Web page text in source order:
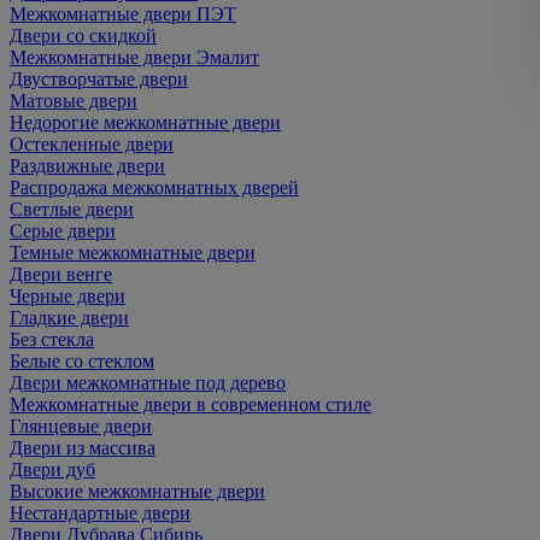
Межкомнатные двери ПЭТ
Двери со скидкой
Межкомнатные двери Эмалит
Двустворчатые двери
Матовые двери
Недорогие межкомнатные двери
Остекленные двери
Раздвижные двери
Распродажа межкомнатных дверей
Светлые двери
Серые двери
Темные межкомнатные двери
Двери венге
Черные двери
Гладкие двери
Без стекла
Белые со стеклом
Двери межкомнатные под дерево
Межкомнатные двери в современном стиле
Глянцевые двери
Двери из массива
Двери дуб
Высокие межкомнатные двери
Нестандартные двери
Двери Дубрава Сибирь